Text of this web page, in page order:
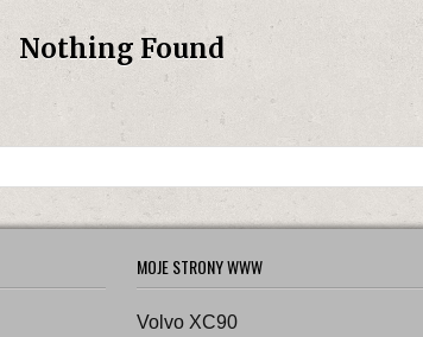
Nothing Found
MOJE STRONY WWW
Volvo XC90